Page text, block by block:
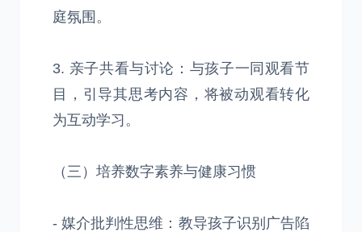
庭氛围。
3. 亲子共看与讨论：与孩子一同观看节
目，引导其思考内容，将被动观看转化
为互动学习。
（三）培养数字素养与健康习惯
- 媒介批判性思维：教导孩子识别广告陷